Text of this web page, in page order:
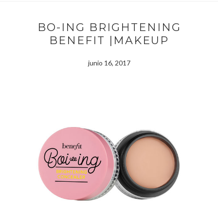
BO-ING BRIGHTENING
BENEFIT |MAKEUP
junio 16, 2017